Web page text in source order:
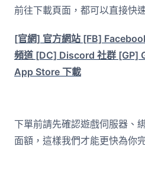
前往下載頁面，都可以直接快
[官網] 官方網站 [FB]
頻道 [DC] Discord 社群 [GP]
App Store 下載
下單前請先確認遊戲伺服器、
面額，這樣我們才能更快為你